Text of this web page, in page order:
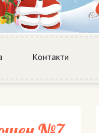
Контакти